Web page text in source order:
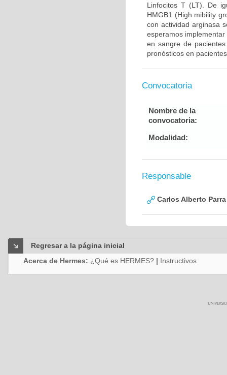
Linfocitos T (LT). De
HMGB1 (High mibility
con actividad arginasa
esperamos
en sangre de
pronósticos en
Convocatoria
Nombre de la
convocatoria:
Modalidad:
Responsable
Carlos Alberto
Regresar a la página inicial
Acerca de Hermes: ¿Qué es HERMES? | Instructivos